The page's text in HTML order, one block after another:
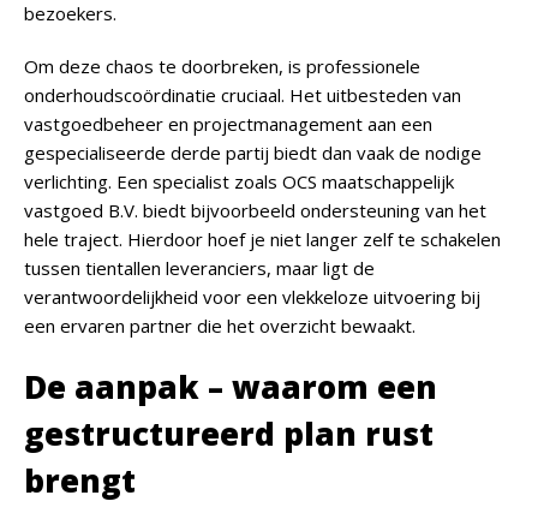
bezoekers.
Om deze chaos te doorbreken, is professionele
onderhoudscoördinatie cruciaal. Het uitbesteden van
vastgoedbeheer en projectmanagement aan een
gespecialiseerde derde partij biedt dan vaak de nodige
verlichting. Een specialist zoals OCS maatschappelijk
vastgoed B.V. biedt bijvoorbeeld ondersteuning van het
hele traject. Hierdoor hoef je niet langer zelf te schakelen
tussen tientallen leveranciers, maar ligt de
verantwoordelijkheid voor een vlekkeloze uitvoering bij
een ervaren partner die het overzicht bewaakt.
De aanpak – waarom een
gestructureerd plan rust
brengt